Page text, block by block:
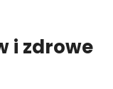
i zdrowe